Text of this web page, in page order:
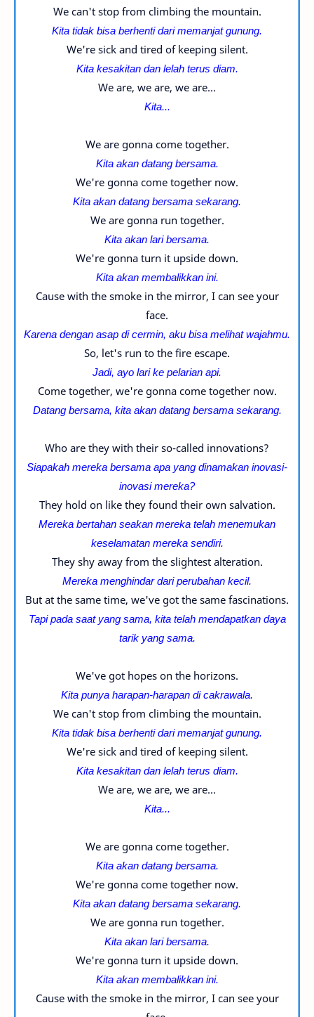
We can't stop from climbing the mountain.
Kita tidak bisa berhenti dari memanjat gunung.
We're sick and tired of keeping silent.
Kita kesakitan dan lelah terus diam.
We are, we are, we are...
Kita...
We are gonna come together.
Kita akan datang bersama.
We're gonna come together now.
Kita akan datang bersama sekarang.
We are gonna run together.
Kita akan lari bersama.
We're gonna turn it upside down.
Kita akan membalikkan ini.
Cause with the smoke in the mirror, I can see your
face.
Karena dengan asap di cermin, aku bisa melihat wajahmu.
So, let's run to the fire escape.
Jadi, ayo lari ke pelarian api.
Come together, we're gonna come together now.
Datang bersama, kita akan datang bersama sekarang.
Who are they with their so-called innovations?
Siapakah mereka bersama apa yang dinamakan inovasi-
inovasi mereka?
They hold on like they found their own salvation.
Mereka bertahan seakan mereka telah menemukan
keselamatan mereka sendiri.
They shy away from the slightest alteration.
Mereka menghindar dari perubahan kecil.
But at the same time, we've got the same fascinations.
Tapi pada saat yang sama, kita telah mendapatkan daya
tarik yang sama.
We've got hopes on the horizons.
Kita punya harapan-harapan di cakrawala.
We can't stop from climbing the mountain.
Kita tidak bisa berhenti dari memanjat gunung.
We're sick and tired of keeping silent.
Kita kesakitan dan lelah terus diam.
We are, we are, we are...
Kita...
We are gonna come together.
Kita akan datang bersama.
We're gonna come together now.
Kita akan datang bersama sekarang.
We are gonna run together.
Kita akan lari bersama.
We're gonna turn it upside down.
Kita akan membalikkan ini.
Cause with the smoke in the mirror, I can see your